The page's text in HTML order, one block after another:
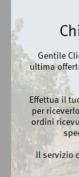
Gentile
ultima
Effettua il
per
ordini
Il servizio